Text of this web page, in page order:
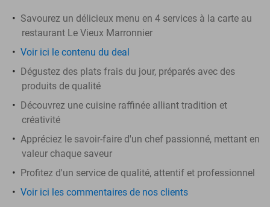
Savourez un délicieux menu en 4 services à la carte au
restaurant Le Vieux Marronnier
Voir ici le contenu du deal
Dégustez des plats frais du jour, préparés avec des
produits de qualité
Découvrez une cuisine raffinée alliant tradition et
créativité
Appréciez le savoir-faire d'un chef passionné, mettant en
valeur chaque saveur
Profitez d'un service de qualité, attentif et professionnel
Voir ici les commentaires de nos clients